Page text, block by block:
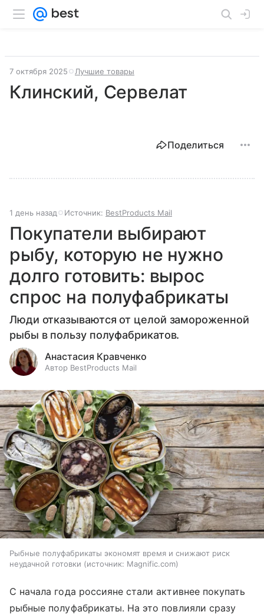
7 октября 2025 Лучшие товары
Клинский, Сервелат
Поделиться
1 день назад Источник: BestProducts Mail
Покупатели выбирают
рыбу, которую не нужно
долго готовить: вырос
спрос на полуфабрикаты
Люди отказываются от целой замороженной
рыбы в пользу полуфабрикатов.
Анастасия Кравченко
Автор BestProducts Mail
Рыбные полуфабрикаты экономят время и снижают риск
неудачной готовки
источник: Magnific.com
С начала года россияне стали активнее покупать
рыбные полуфабрикаты. На это повлияли сразу